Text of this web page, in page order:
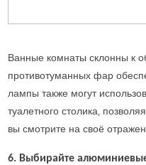
Ванные комнаты склонны к
противотуманных фар
лампы также могут
туалетного столика,
вы смотрите на своё
6. Выбирайте